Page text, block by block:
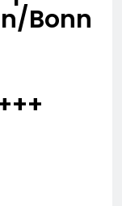
Bonn